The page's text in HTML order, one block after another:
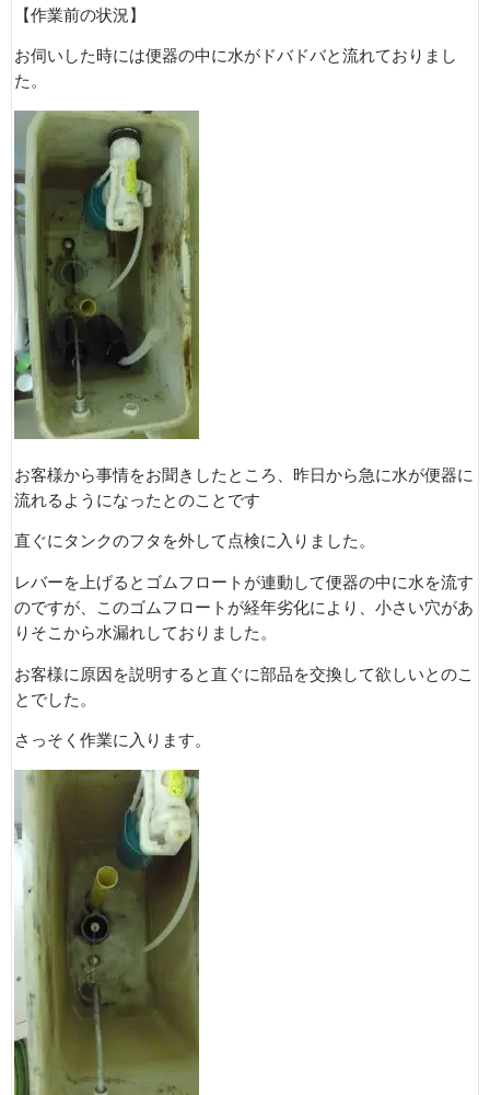
【作業前の状況】
お伺いした時には便器の中に水がドバドバと流れておりまし
た。
お客様から事情をお聞きしたところ、昨日から急に水が便器に
流れるようになったとのことです
直ぐにタンクのフタを外して点検に入りました。
レバーを上げるとゴムフロートが連動して便器の中に水を流す
のですが、このゴムフロートが経年劣化により、小さい穴があ
りそこから水漏れしておりました。
お客様に原因を説明すると直ぐに部品を交換して欲しいとのこ
とでした。
さっそく作業に入ります。